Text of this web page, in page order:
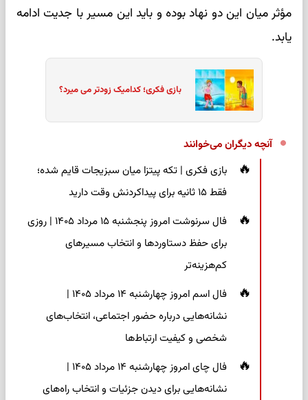
مؤثر میان این دو نهاد بوده و باید این مسیر با جدیت ادامه
یابد.
بازی فکری؛ کدامیک زودتر می میرد؟
آنچه دیگران می‌خوانند
بازی فکری | تکه پیتزا میان سبزیجات قایم شده؛
فقط ۱۵ ثانیه برای پیداکردنش وقت دارید
فال سرنوشت امروز پنجشنبه ۱۵ مرداد ۱۴۰۵ | روزی
برای حفظ دستاوردها و انتخاب مسیرهای
کم‌هزینه‌تر
فال اسم امروز چهارشنبه ۱۴ مرداد ۱۴۰۵ |
نشانه‌هایی درباره حضور اجتماعی، انتخاب‌های
شخصی و کیفیت ارتباط‌ها
فال چای امروز چهارشنبه ۱۴ مرداد ۱۴۰۵ |
نشانه‌هایی برای دیدن جزئیات و انتخاب راه‌های